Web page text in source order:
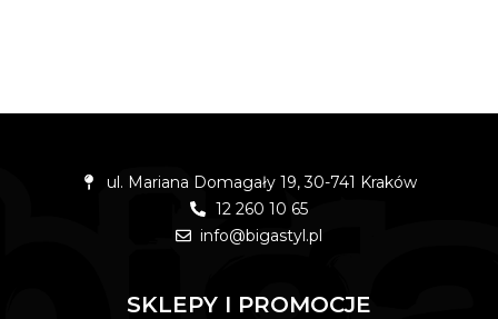
ul. Mariana Domagały 19, 30-741 Kraków
12 260 10 65
info@bigastyl.pl
SKLEPY I PROMOCJE